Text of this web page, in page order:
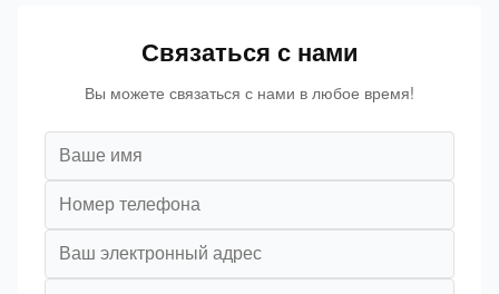
Связаться с нами
Вы можете связаться с нами в любое время!